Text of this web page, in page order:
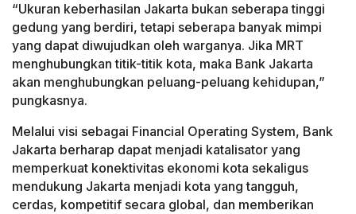
“Ukuran keberhasilan Jakarta bukan seberapa tinggi
gedung yang berdiri, tetapi seberapa banyak mimpi
yang dapat diwujudkan oleh warganya. Jika MRT
menghubungkan titik-titik kota, maka Bank Jakarta
akan menghubungkan peluang-peluang kehidupan,”
pungkasnya.
Melalui visi sebagai Financial Operating System, Bank
Jakarta berharap dapat menjadi katalisator yang
memperkuat konektivitas ekonomi kota sekaligus
mendukung Jakarta menjadi kota yang tangguh,
cerdas, kompetitif secara global, dan memberikan